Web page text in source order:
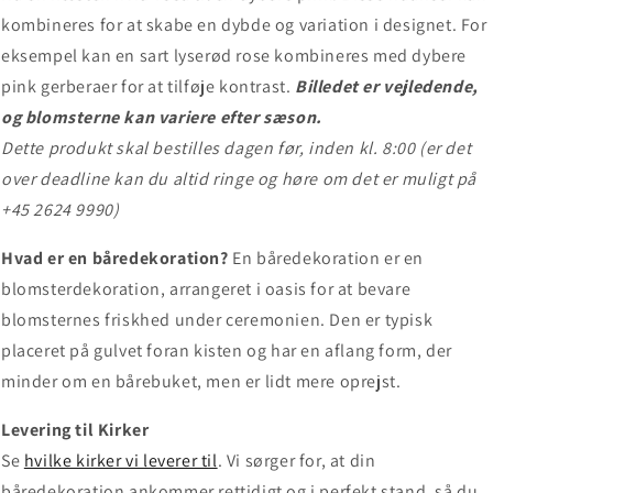
kombineres for at skabe en dybde og variation i designet. For
eksempel kan en sart lyserød rose kombineres med dybere
pink gerberaer for at tilføje kontrast. Billedet er vejledende,
og blomsterne kan variere efter sæson.
Dette produkt skal bestilles dagen før, inden kl. 8:00 (er det
over deadline kan du altid ringe og høre om det er muligt på
+45 2624 9990)
Hvad er en båredekoration? En båredekoration er en
blomsterdekoration, arrangeret i oasis for at bevare
blomsternes friskhed under ceremonien. Den er typisk
placeret på gulvet foran kisten og har en aflang form, der
minder om en bårebuket, men er lidt mere oprejst.
Levering til Kirker
Se hvilke kirker vi leverer til. Vi sørger for, at din